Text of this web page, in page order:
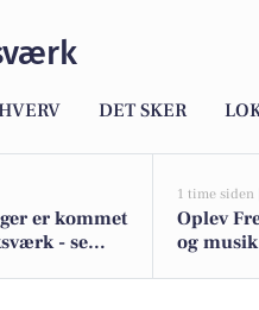
DET SKER
er kommet
- se
1 time siden |
Oplev
og